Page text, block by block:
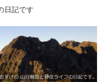
日記です